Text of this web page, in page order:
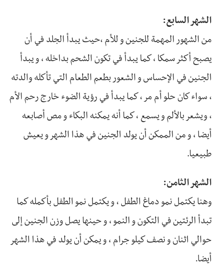
الشهر السابع:
من الشهور المهمة للجنين و للأم ،حيث يبدأ الجلد في أن
يصبح أكثر سمكا ، كما يبدأ في تكون الشحم بداخله ، و يبدأ
الجنين في الإحساس و الشعور بطعم الطعام التي تأكله والدته
، سواء كان حلو أم مر ، كما يبدأ في رؤية الضوء خارج رحم الأم
، ويشعر بالألم و يسمع ، كما أنه يمكنه البكاء و مص أصابعه
أيضا ، و من الممكن أن يولد الجنين في هذا الشهر و يعيش
طبيعيا.
الشهر الثامن:
وهنا يكتمل نمو دماغ الطفل ، و يكتمل نمو الطفل بأكمله كما
تبدأ الرئتين في التكون و النمو ، و حينها يصل وزن الجنين إلى
حوالي اثنان و نصف كيلو جرام ، و يمكن أن يولد في هذا الشهر
أيضا.